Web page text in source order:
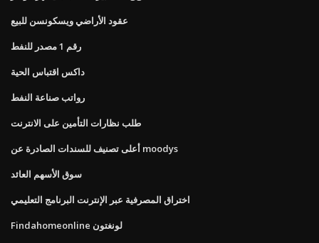
عقود الأراضي ويسكونسن للبيع
رقم 1 مصدر للنفط
داكس اقتباس الحية
رواتب صناعة النفط
طلب نظارات التأمين على الانترنت
أعلى تصنيف للسندات الصادرة عن moodys
سوق الأسهم العائد
اختراق المصرفية عبر الإنترنت البرنامج التعليمي
Findahomeonline لونغتون